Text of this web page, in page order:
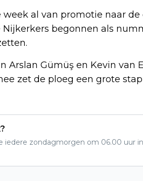
al van promotie naar de
Nijkerkers begonnen als
Gümüş en Kevin van
zet de ploeg een grote
iedere zondagmorgen om 06.00 uur